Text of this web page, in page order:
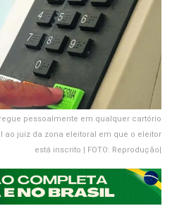
pessoalmente em qualquer cartório
ao juiz da zona eleitoral em que o eleitor
está inscrito | FOTO: Reprodução|